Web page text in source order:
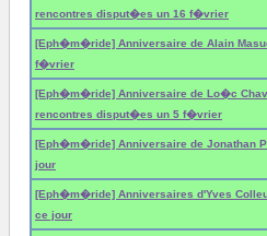
rencontres disput�es un 16 f�vrier
[Eph�m�ride] Anniversaire de Alain
f�vrier
[Eph�m�ride] Anniversaire de Lo�c
rencontres disput�es un 5 f�vrier
[Eph�m�ride] Anniversaire de Jonathan
jour
[Eph�m�ride] Anniversaires d'Yves
ce jour